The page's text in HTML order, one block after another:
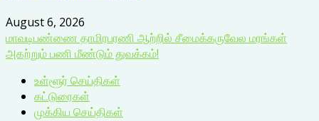
August 6, 2026
மாவடிபண்ணை தாமிரபரணி ஆற்றில் சீமைக்கருவேல மரங்கள்
அகற்றும் பணி மீண்டும் துவக்கம்!
உள்ளூர் செய்திகள்
கட்டுரைகள்
முக்கிய செய்திகள்